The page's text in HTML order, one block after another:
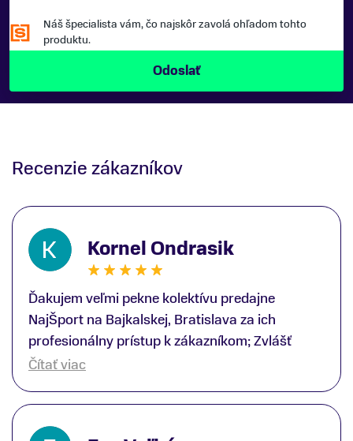
Náš špecialista vám, čo najskôr zavolá ohľadom tohto
produktu.
Recenzie zákazníkov
Kornel Ondrasik
Ďakujem veľmi pekne kolektívu predajne
NajŠport na Bajkalskej, Bratislava za ich
profesionálny prístup k zákazníkom; Zvlášť
ďakujem špecialistovi Martinovi Gunišovi za
lyžiarskej obuvi, ako aj prilby.. všetko značka
Atomic; Pán Martin Guniš mi svojou
Čítať viac